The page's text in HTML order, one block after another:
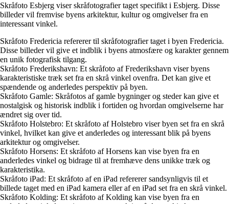
Skråfoto Esbjerg viser skråfotografier taget specifikt i Esbjerg. Disse
billeder vil fremvise byens arkitektur, kultur og omgivelser fra en
interessant vinkel.
Skråfoto Fredericia refererer til skråfotografier taget i byen Fredericia.
Disse billeder vil give et indblik i byens atmosfære og karakter gennem
en unik fotografisk tilgang.
Skråfoto Frederikshavn: Et skråfoto af Frederikshavn viser byens
karakteristiske træk set fra en skrå vinkel ovenfra. Det kan give et
spændende og anderledes perspektiv på byen.
Skråfoto Gamle: Skråfotos af gamle bygninger og steder kan give et
nostalgisk og historisk indblik i fortiden og hvordan omgivelserne har
ændret sig over tid.
Skråfoto Holstebro: Et skråfoto af Holstebro viser byen set fra en skrå
vinkel, hvilket kan give et anderledes og interessant blik på byens
arkitektur og omgivelser.
Skråfoto Horsens: Et skråfoto af Horsens kan vise byen fra en
anderledes vinkel og bidrage til at fremhæve dens unikke træk og
karakteristika.
Skråfoto iPad: Et skråfoto af en iPad refererer sandsynligvis til et
billede taget med en iPad kamera eller af en iPad set fra en skrå vinkel.
Skråfoto Kolding: Et skråfoto af Kolding kan vise byen fra en